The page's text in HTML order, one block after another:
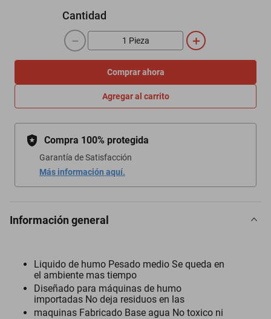
Cantidad
＋
－
Comprar ahora
Agregar al carrito
Compra 100% protegida
Garantía de Satisfacción
Más información aquí.
Información general
Liquido de humo Pesado medio Se queda en
el ambiente mas tiempo
Diseñado para máquinas de humo
importadas No deja residuos en las
maquinas Fabricado Base agua No toxico ni